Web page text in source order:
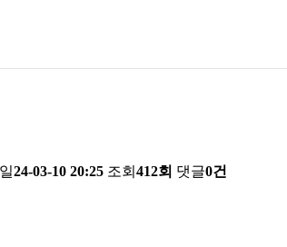
24-03-10 20:25 조회 412회 댓글0건